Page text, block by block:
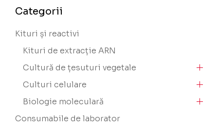
Categorii
Kituri și reactivi
Kituri de extracție ARN
Cultură de țesuturi vegetale
Culturi celulare
Biologie moleculară
Consumabile de laborator